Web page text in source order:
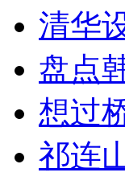
清华
盘点
想过
祁连